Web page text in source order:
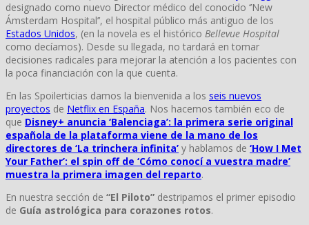
designado como nuevo Director médico del conocido ‘’New
Ámsterdam Hospital’’, el hospital público más antiguo de los
Estados Unidos, (en la novela es el histórico Bellevue Hospital
como decíamos). Desde su llegada, no tardará en tomar
decisiones radicales para mejorar la atención a los pacientes con
la poca financiación con la que cuenta.
En las Spoilerticias damos la bienvenida a los seis nuevos
proyectos de Netflix en España. Nos hacemos también eco de
que Disney+ anuncia ‘Balenciaga’: la primera serie original
española de la plataforma viene de la mano de los
directores de ‘La trinchera infinita’ y hablamos de ‘How I Met
Your Father’: el spin off de ‘Cómo conocí a vuestra madre’
muestra la primera imagen del reparto.
En nuestra sección de “El Piloto” destripamos el primer episodio
de Guía astrológica para corazones rotos.